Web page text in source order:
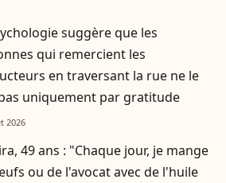
suggère que les
qui remercient les
en traversant la rue ne le
uniquement par gratitude
2026
49 ans : "Chaque jour, je mange
ou de l'avocat avec de l'huile